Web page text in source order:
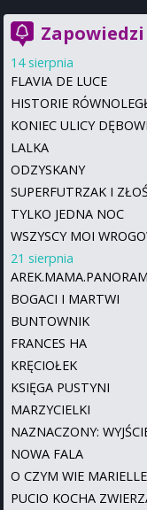
Zapowiedzi
14 sierpnia
FLAVIA DE LUCE
HISTORIE
KONIEC ULICY
LALKA
ODZYSKANY
SUPERFUTRZAK I
TYLKO JEDNA NOC
WSZYSCY MOI
21 sierpnia
BOGACI I MARTWI
BUNTOWNIK
FRANCES HA
KRĘCIOŁEK
KSIĘGA PUSTYNI
MARZYCIELKI
NAZNACZONY:
NOWA FALA
O CZYM WIE MARIELLE
PUCIO KOCHA